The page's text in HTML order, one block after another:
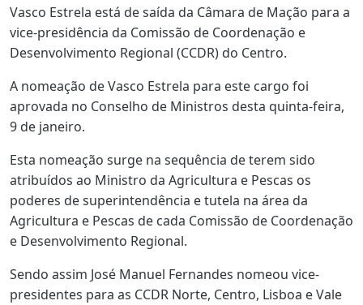
Vasco Estrela está de saída da Câmara de Mação para a
vice-presidência da Comissão de Coordenação e
Desenvolvimento Regional (CCDR) do Centro.
A nomeação de Vasco Estrela para este cargo foi
aprovada no Conselho de Ministros desta quinta-feira,
9 de janeiro.
Esta nomeação surge na sequência de terem sido
atribuídos ao Ministro da Agricultura e Pescas os
poderes de superintendência e tutela na área da
Agricultura e Pescas de cada Comissão de Coordenação
e Desenvolvimento Regional.
Sendo assim José Manuel Fernandes nomeou vice-
presidentes para as CCDR Norte, Centro, Lisboa e Vale